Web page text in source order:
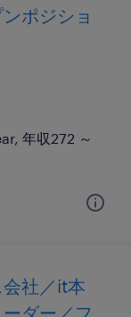
ポジショ
年収272 ～
会社／it本
ダー／フ